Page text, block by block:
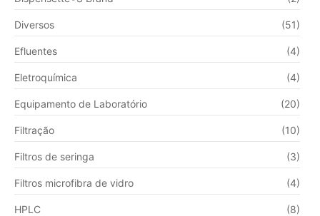
Diversos (51)
Efluentes (4)
Eletroquímica (4)
Equipamento de Laboratório (20)
Filtração (10)
Filtros de seringa (3)
Filtros microfibra de vidro (4)
HPLC (8)